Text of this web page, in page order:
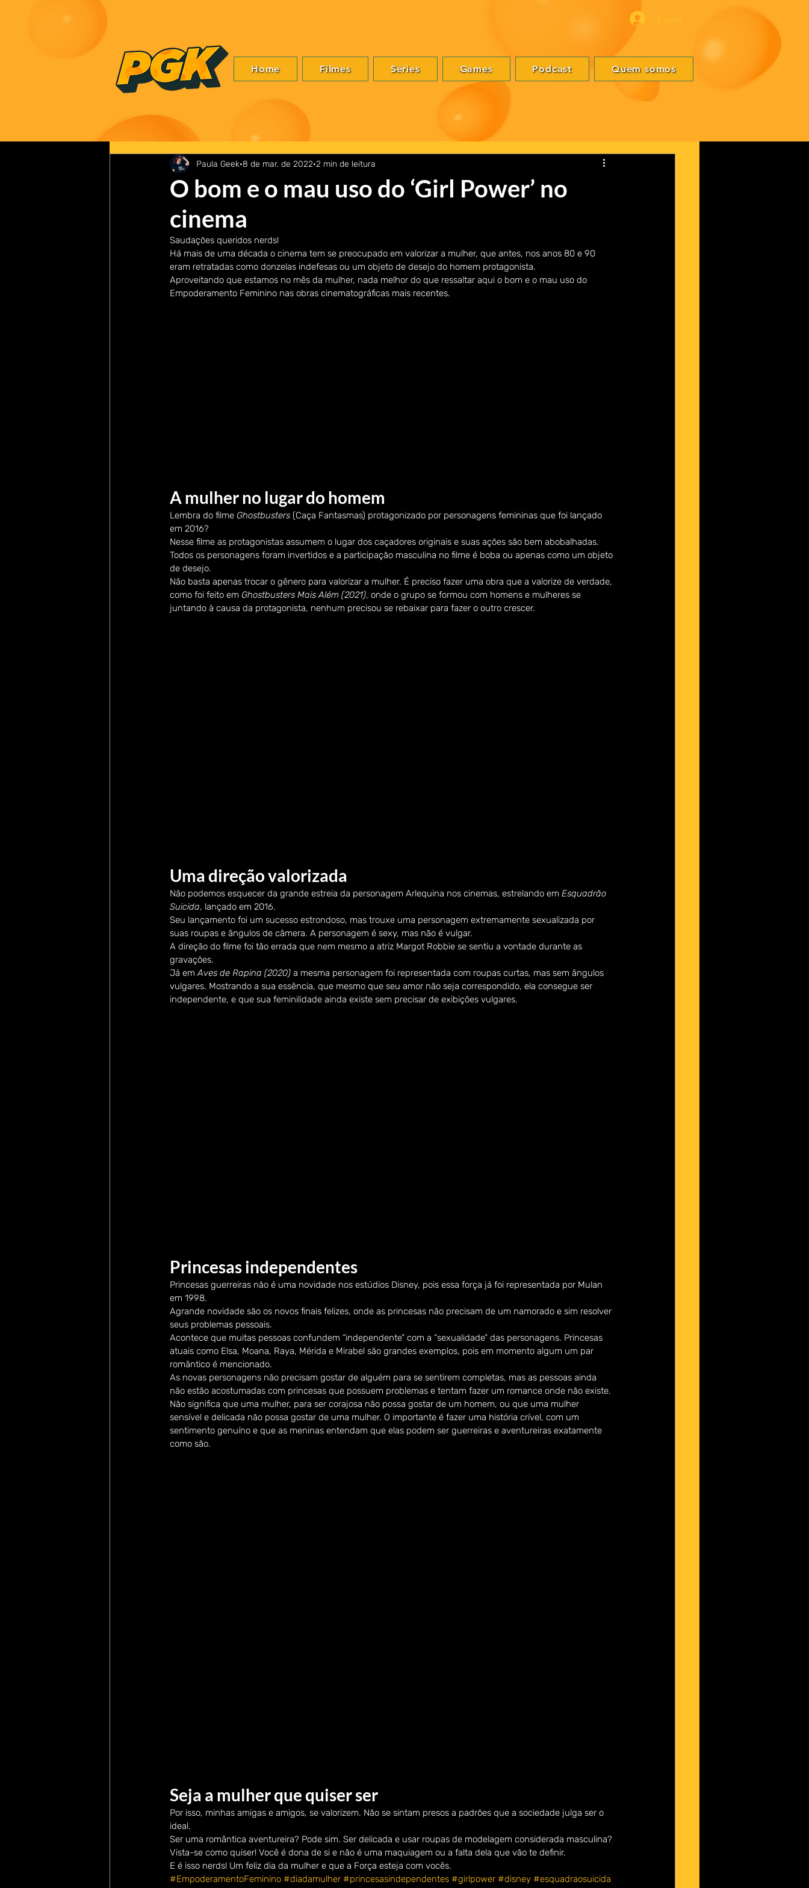
Home Filmes Séries Games Podcast Quem somos
O bom e o mau uso do ‘Girl Power’ no
cinema
Paula Geek 8 de mar. de 2022 2 min de leitura
Saudações queridos nerds!
Há mais de uma década o cinema tem se preocupado em valorizar a mulher, que antes, nos anos 80 e 90
eram retratadas como donzelas indefesas ou um objeto de desejo do homem protagonista.
Aproveitando que estamos no mês da mulher, nada melhor do que ressaltar aqui o bom e o mau uso do
Empoderamento Feminino nas obras cinematográficas mais recentes.
A mulher no lugar do homem
Lembra do filme Ghostbusters (Caça Fantasmas) protagonizado por personagens femininas que foi lançado
em 2016?
Nesse filme as protagonistas assumem o lugar dos caçadores originais e suas ações são bem abobalhadas.
Todos os personagens foram invertidos e a participação masculina no filme é boba ou apenas como um objeto
de desejo.
Não basta apenas trocar o gênero para valorizar a mulher. É preciso fazer uma obra que a valorize de verdade,
como foi feito em Ghostbusters Mais Além (2021), onde o grupo se formou com homens e mulheres se
juntando à causa da protagonista, nenhum precisou se rebaixar para fazer o outro crescer.
Uma direção valorizada
Não podemos esquecer da grande estreia da personagem Arlequina nos cinemas, estrelando em Esquadrão
Suicida, lançado em 2016.
Seu lançamento foi um sucesso estrondoso, mas trouxe uma personagem extremamente sexualizada por
suas roupas e ângulos de câmera. A personagem é sexy, mas não é vulgar.
A direção do filme foi tão errada que nem mesmo a atriz Margot Robbie se sentiu a vontade durante as
gravações.
Já em Aves de Rapina (2020) a mesma personagem foi representada com roupas curtas, mas sem ângulos
vulgares. Mostrando a sua essência, que mesmo que seu amor não seja correspondido, ela consegue ser
independente, e que sua feminilidade ainda existe sem precisar de exibições vulgares.
Princesas independentes
Princesas guerreiras não é uma novidade nos estúdios Disney, pois essa força já foi representada por Mulan
em 1998.
Agrande novidade são os novos finais felizes, onde as princesas não precisam de um namorado e sim resolver
seus problemas pessoais.
Acontece que muitas pessoas confundem “independente” com a “sexualidade” das personagens. Princesas
atuais como Elsa, Moana, Raya, Mérida e Mirabel são grandes exemplos, pois em momento algum um par
romântico é mencionado.
As novas personagens não precisam gostar de alguém para se sentirem completas, mas as pessoas ainda
não estão acostumadas com princesas que possuem problemas e tentam fazer um romance onde não existe.
Não significa que uma mulher, para ser corajosa não possa gostar de um homem, ou que uma mulher
sensível e delicada não possa gostar de uma mulher. O importante é fazer uma história crível, com um
sentimento genuíno e que as meninas entendam que elas podem ser guerreiras e aventureiras exatamente
como são.
Seja a mulher que quiser ser
Por isso, minhas amigas e amigos, se valorizem. Não se sintam presos a padrões que a sociedade julga ser o
ideal.
Ser uma romântica aventureira? Pode sim. Ser delicada e usar roupas de modelagem considerada masculina?
Vista-se como quiser! Você é dona de si e não é uma maquiagem ou a falta dela que vão te definir.
E é isso nerds! Um feliz dia da mulher e que a Força esteja com vocês.
#EmpoderamentoFeminino #diadamulher #princesasindependentes #girlpower #disney #esquadraosuicida